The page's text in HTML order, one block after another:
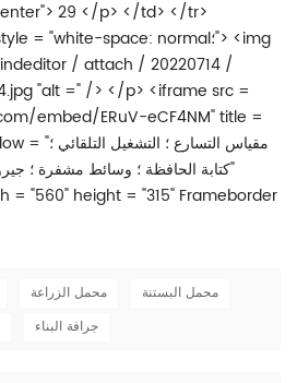
محمل الزراعة
محمل البستنة
جرافة البناء